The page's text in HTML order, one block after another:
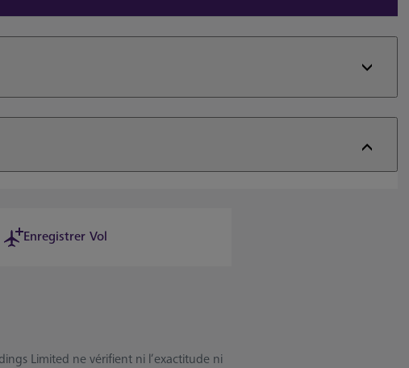
Enregistrer Vol
Limited ne vérifient ni l’exactitude ni